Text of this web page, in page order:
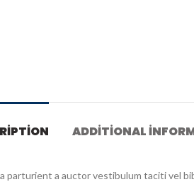
ADDITIONAL
parturient a auctor vestibulum taciti vel